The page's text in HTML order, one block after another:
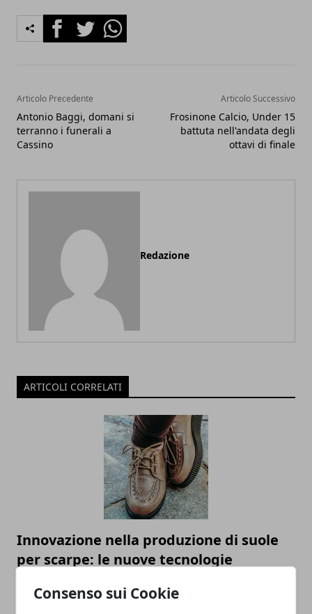
Consenso sui Cookie
FacebookTwitterWhatsapp
Articolo Precedente
Antonio Baggi, domani si
terranno i funerali a
Cassino
Articolo Successivo
Frosinone Calcio, Under 15
battuta nell'andata degli
ottavi di finale
Redazione
ARTICOLI CORRELATI
Innovazione nella produzione di suole
per scarpe: le nuove tecnologie